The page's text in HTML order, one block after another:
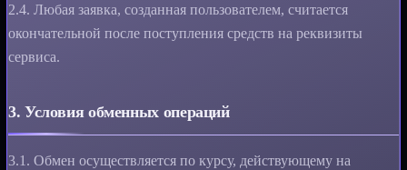
2.4. Любая заявка, созданная пользователем, считается
окончательной после поступления средств на реквизиты
сервиса.
3. Условия обменных операций
3.1. Обмен осуществляется по курсу, действующему на